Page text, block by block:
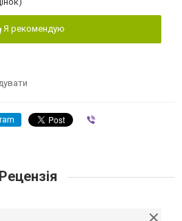
Я рекомендую
Рецензія